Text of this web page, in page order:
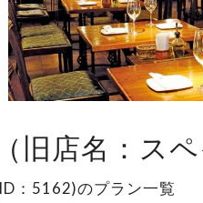
旧店名：ス
：5162)のプラン一覧